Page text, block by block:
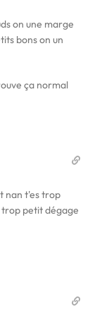
on une marge
bons on un
ça normal
nan t'es trop
trop petit dégage